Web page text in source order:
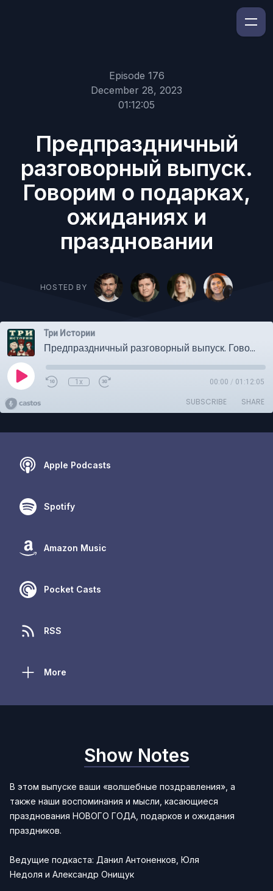
Episode 176
December 28, 2023
01:12:05
Предпраздничный
разговорный выпуск.
Говорим о подарках,
ожиданиях и
праздновании
HOSTED BY
Три Истории
Предпраздничный разговорный выпуск. Говорим о подарках, ожиданиях и праздновании
1x 00:00 / 01:12:05
SUBSCRIBE SHARE
Apple Podcasts
Spotify
Amazon Music
Pocket Casts
RSS
More
Show Notes
В этом выпуске ваши «волшебные поздравления», а
также наши воспоминания и мысли, касающиеся
празднования НОВОГО ГОДА, подарков и ожидания
праздников.
Ведущие подкаста: Данил Антоненков Юля
Недоля и Александр Онищук